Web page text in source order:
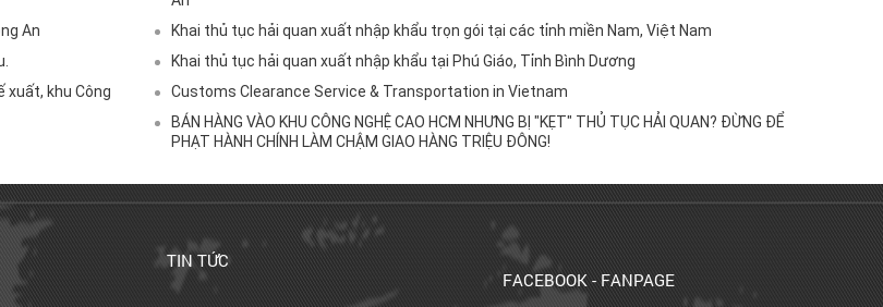
An
Khai thủ tục hải quan xuất nhập khẩu trọn gói tại các tỉnh miền Nam, Việt Nam
Khai thủ tục hải quan xuất nhập khẩu tại Phú Giáo, Tỉnh Bình Dương
xuất, khu Công
Customs Clearance Service & Transportation in Vietnam
BÁN HÀNG VÀO KHU CÔNG NGHỆ CAO HCM NHƯNG BỊ "KẸT" THỦ TỤC HẢI QUAN? ĐỪNG ĐỂ
PHẠT HÀNH CHÍNH LÀM CHẬM GIAO HÀNG TRIỆU ĐÔNG!
TIN TỨC
FACEBOOK - FANPAGE